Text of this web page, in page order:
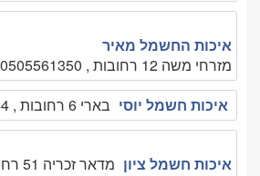
איכות החשמל מאיר
מזרחי משה 12 רחובות , 0505561350
איכות חשמל יוסי בארי 6 רחובות , 0546740144
איכות חשמל ציון מדאר זכריה 51 רחובות , 0522421454